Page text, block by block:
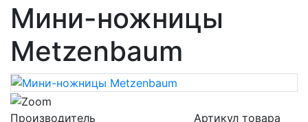
Мини-ножницы
Metzenbaum
Производитель Артикул товара